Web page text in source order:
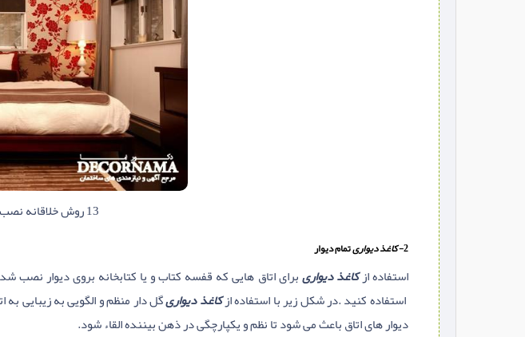
13 روش خلاقانه نصب
2- کاغذ دیواریتمام دیوار
استفاده ازکاغذ دیواریبرای اتاق هایی که قفسه کتاب و یا کتابخانه بروی دیوار نصب
استفاده کنید .در شکل زیر با استفاده ازکاغذ دیواریگل دار منظم و الگویی به زیبایی
دیوار های اتاق باعث می شود تا نظم و یکپارچگی در ذهن بیننده القاء شود.